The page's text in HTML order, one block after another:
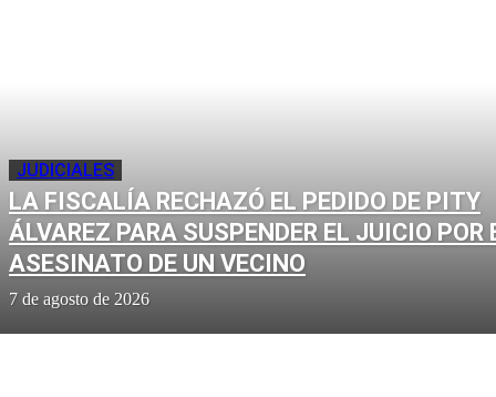
JUDICIALES
LA FISCALÍA RECHAZÓ EL PEDIDO DE PITY
ÁLVAREZ PARA SUSPENDER EL JUICIO POR
ASESINATO DE UN VECINO
7 de agosto de 2026